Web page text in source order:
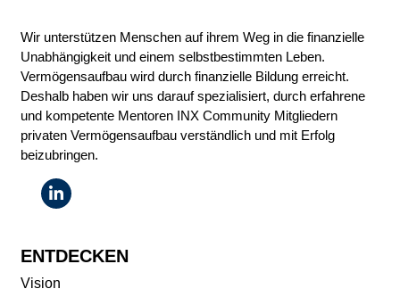
Wir unterstützen Menschen auf ihrem Weg in die finanzielle
Unabhängigkeit und einem selbstbestimmten Leben.
Vermögensaufbau wird durch finanzielle Bildung erreicht.
Deshalb haben wir uns darauf spezialisiert, durch erfahrene
und kompetente Mentoren INX Community Mitgliedern
privaten Vermögensaufbau verständlich und mit Erfolg
beizubringen.
ENTDECKEN
Vision